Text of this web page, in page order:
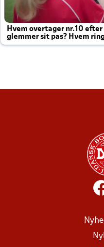
Hvem overtager nr.10 efter
glemmer sit pas? Hvem
altid til efter kampe?